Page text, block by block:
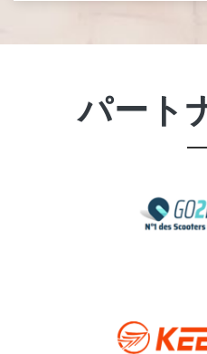
パート